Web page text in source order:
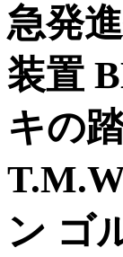
急発
装置
キの
ン ゴ